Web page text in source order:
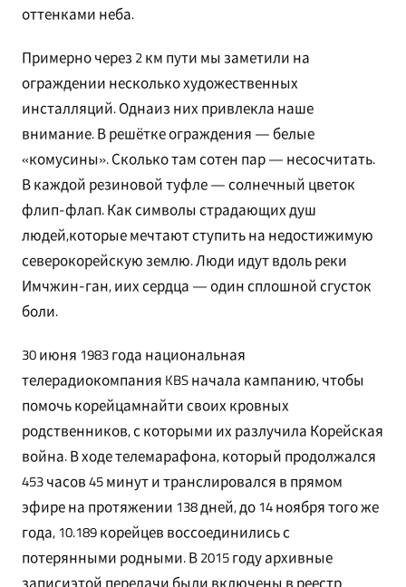
оттенками неба.
Примерно через 2 км пути мы заметили на
ограждении несколько художественных
инсталляций. Однаиз них привлекла наше
внимание. В решётке ограждения — белые
«комусины». Сколько там сотен пар — несосчитать.
В каждой резиновой туфле — солнечный цветок
флип-флап. Как символы страдающих душ
людей,которые мечтают ступить на недостижимую
северокорейскую землю. Люди идут вдоль реки
Имчжин-ган, иих сердца — один сплошной сгусток
боли.
30 июня 1983 года национальная
телерадиокомпания KBS начала кампанию, чтобы
помочь корейцамнайти своих кровных
родственников, с которыми их разлучила Корейская
война. В ходе телемарафона, который продолжался
453 часов 45 минут и транслировался в прямом
эфире на протяжении 138 дней, до 14 ноября того же
года, 10.189 корейцев воссоединились с
потерянными родными. В 2015 году архивные